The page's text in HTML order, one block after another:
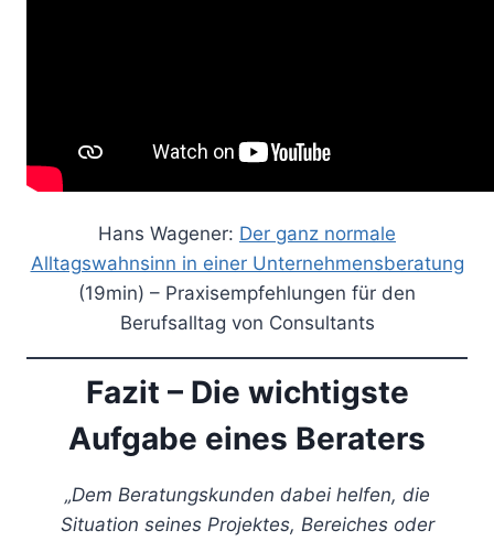
Hans Wagener: Der ganz normale
Alltagswahnsinn in einer Unternehmensberatung
(19min) – Praxisempfehlungen für den
Berufsalltag von Consultants
Fazit – Die wichtigste
Aufgabe eines Beraters
„Dem Beratungskunden dabei helfen, die
Situation seines Projektes, Bereiches oder